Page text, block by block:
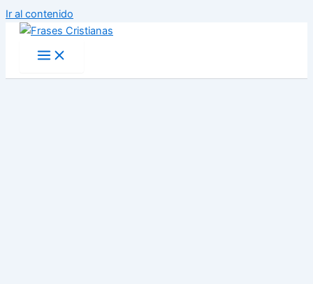
Ir al contenido